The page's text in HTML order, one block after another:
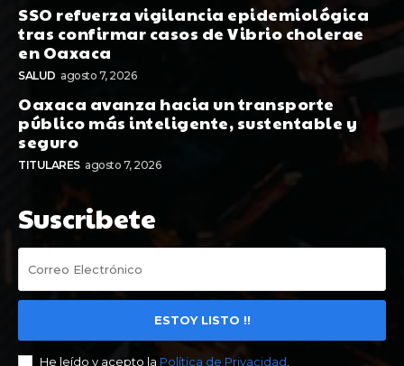
SSO refuerza vigilancia epidemiológica
tras confirmar casos de Vibrio cholerae
en Oaxaca
SALUD agosto 7, 2026
Oaxaca avanza hacia un transporte
público más inteligente, sustentable y
seguro
TITULARES agosto 7, 2026
Suscribete
ESTOY LISTO !!
He leído y acepto la Política de Privacidad